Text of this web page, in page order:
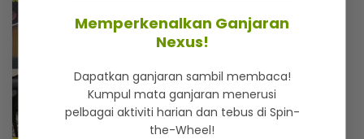
Memperkenalkan Ganjaran
Nexus!
Dapatkan ganjaran sambil membaca!
Kumpul mata ganjaran menerusi
pelbagai aktiviti harian dan tebus di Spin-
the-Wheel!